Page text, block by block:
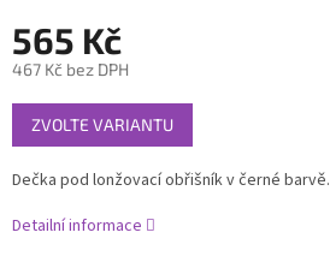
565 Kč
467 Kč bez DPH
Měrná
cena:
ZVOLTE VARIANTU
Dečka pod lonžovací obřišník v černé barvě.
Detailní informace